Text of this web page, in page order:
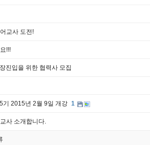
교사 도전!
!!!
진입을 위한 협력사 모집
기 2015년 2월 9일 개강 1
사 소개합니다.